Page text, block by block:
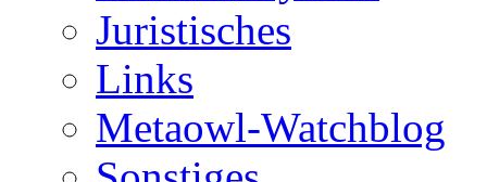
Juristisches
Links
Metaowl-Watchblog